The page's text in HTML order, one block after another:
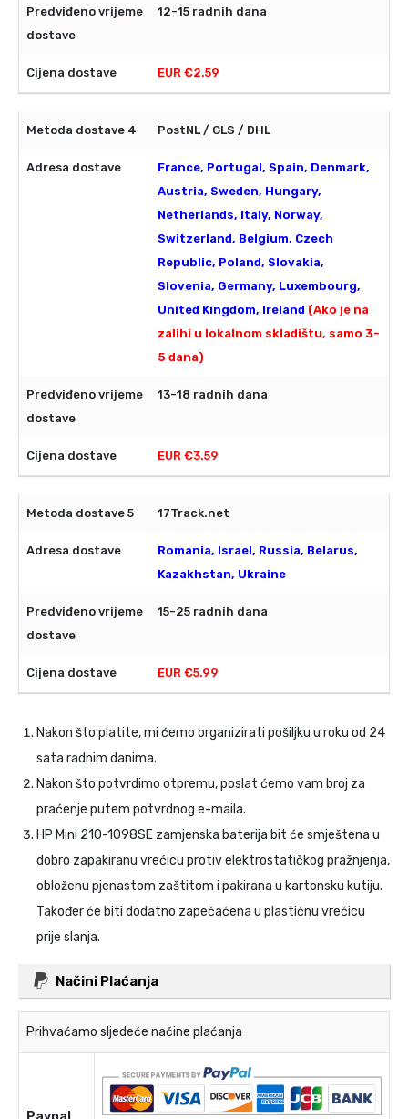
12-15 radnih dana
EUR €2.59
PostNL / GLS / DHL
France, Portugal, Spain, Denmark,
Austria, Sweden, Hungary,
Netherlands, Italy, Norway,
Switzerland, Belgium, Czech
Republic, Poland, Slovakia,
Slovenia, Germany, Luxembourg,
United Kingdom, Ireland (Ako je na
zalihi u lokalnom skladištu, samo 3-
5 dana)
13-18 radnih dana
EUR €3.59
17Track.net
Romania, Israel, Russia, Belarus,
Kazakhstan, Ukraine
15-25 radnih dana
EUR €5.99
Nakon što platite, mi ćemo organizirati pošiljku u roku od 24
sata radnim danima.
Nakon što potvrdimo otpremu, poslat ćemo vam broj za
praćenje putem potvrdnog e-maila.
HP Mini 210-1098SE zamjenska baterija bit će smještena u
dobro zapakiranu vrećicu protiv elektrostatičkog pražnjenja,
obloženu pjenastom zaštitom i pakirana u kartonsku kutiju.
Također će biti dodatno zapečaćena u plastičnu vrećicu
prije slanja.
Načini Plaćanja
Prihvaćamo sljedeće načine plaćanja